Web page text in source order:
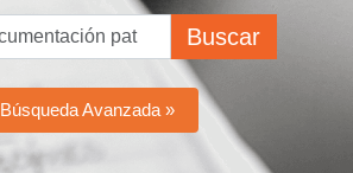
Buscar
Búsqueda Avanzada »